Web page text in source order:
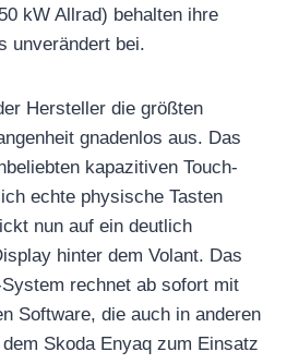
kW Allrad) behalten ihre
unverändert bei.
Hersteller die größten
gnadenlos aus. Das
kapazitiven Touch-
echte physische Tasten
nun auf ein deutlich
hinter dem Volant. Das
rechnet ab sofort mit
Software, die auch in anderen
Skoda Enyaq zum Einsatz